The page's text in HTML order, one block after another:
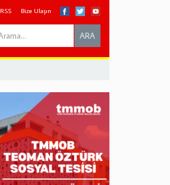
RSS Bize Ulaşın
Search
this
ARA